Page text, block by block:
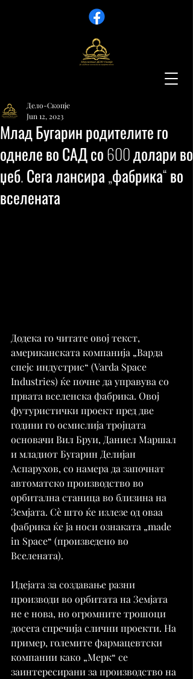
Млад Бугарин родителите го
однеле во САД со 600 долари во
џеб. Сега лансира „фабрика“ во
вселената
Дело-Скопје
Jun 12, 2023
Додека го читате овој текст,
американската компанија „Варда
спејс индустрис“ (Varda Space
Industries) ќе почне да управува со
првата вселенска фабрика. Овој
футуристички проект пред две
години го осмислија тројцата
основачи Вил Бруи, Даниел Маршал
и младиот Бугарин Делијан
Аспарухов, со намера да започнат
автоматско производство во
орбитална станица во близина на
Земјата. Сè што ќе излезе од оваа
фабрика ќе ја носи ознаката „made
in Space“ (произведено во
Вселената).
Идејата за создавање разни
производи во орбитата на Земјата
не е нова, но огромните трошоци
досега спречија слични проекти. На
пример, големите фармацевтски
компании како „Мерк“ се
заинтересирани за производство на